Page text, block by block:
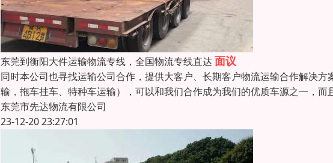
东莞到衡阳大件运输物流专线，全国物流专线直达 面议
同时本公司也寻找运输公司合作，提供大客户、长期客户物流运输合作解决
输，拖车挂车、特种车运输），可以和我们合作成为我们的优质车源之一，
东莞市先达物流有限公司
23-12-20 23:27:01